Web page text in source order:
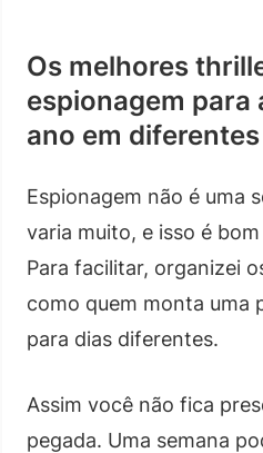
Os melhores
espionagem para
ano em
Espionagem não é uma
varia muito, e isso é
Para facilitar, organizei
como quem monta uma
para dias diferentes.
Assim você não fica
pegada. Uma semana